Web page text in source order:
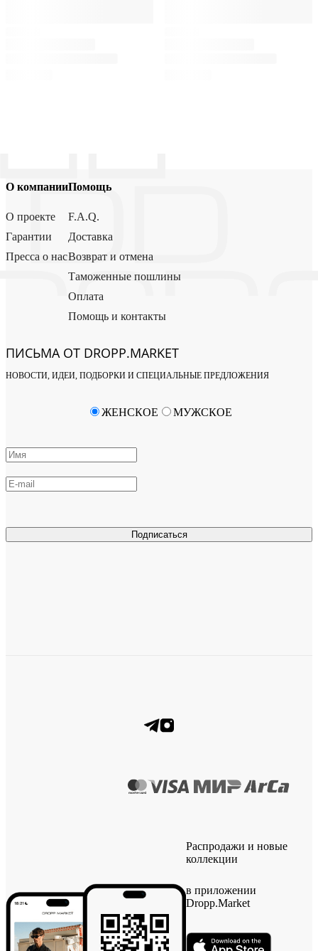
О компании
О проекте
Гарантии
Пресса о нас
Помощь
F.A.Q.
Доставка
Возврат и отмена
Таможенные пошлины
Оплата
Помощь и контакты
ПИСЬМА ОТ DROPP.MARKET
НОВОСТИ, ИДЕИ, ПОДБОРКИ И СПЕЦИАЛЬНЫЕ ПРЕДЛОЖЕНИЯ
Подписаться
ЖЕНСКОЕ МУЖСКОЕ
Распродажи и новые
коллекции
в приложении
Dropp.Market